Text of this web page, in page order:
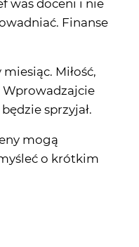
was doceni i nie
Finanse
Miłość,
Wprowadzajcie
sprzyjał.
mogą
o krótkim